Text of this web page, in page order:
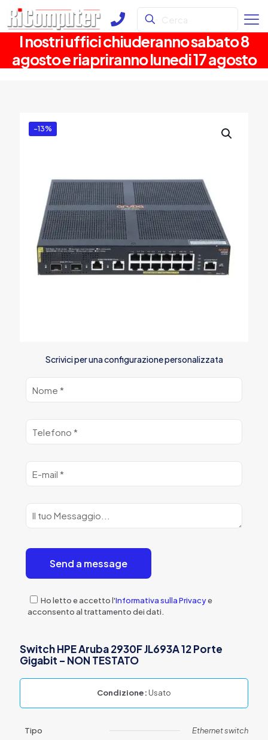
I nostri uffici chiuderanno sabato 8
agosto e riapriranno lunedi 17 agosto
-13%
Scrivici per una configurazione personalizzata
Ho letto e accetto l'Informativa sulla Privacye
acconsento al trattamento dei dati.
Switch HPE Aruba 2930F JL693A 12 Porte
Gigabit – NON TESTATO
Condizione: Usato
Tipo Ethernet switch